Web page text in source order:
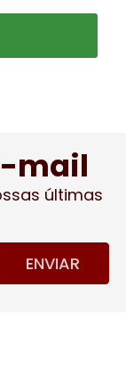
mail
últimas
ENVIAR